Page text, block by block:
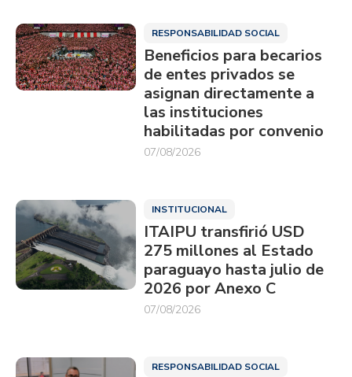
RESPONSABILIDAD SOCIAL
Beneficios para becarios
de entes privados se
asignan directamente a
las instituciones
habilitadas por convenio
07/08/2026
INSTITUCIONAL
ITAIPU transfirió USD
275 millones al Estado
paraguayo hasta julio de
2026 por Anexo C
07/08/2026
RESPONSABILIDAD SOCIAL